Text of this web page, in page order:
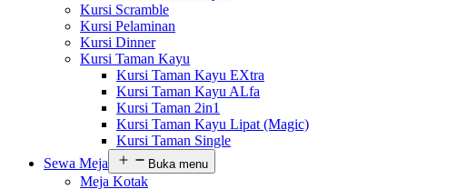
Kursi Scramble
Kursi Pelaminan
Kursi Dinner
Kursi Taman Kayu
Kursi Taman Kayu EXtra
Kursi Taman Kayu ALfa
Kursi Taman 2in1
Kursi Taman Kayu Lipat (Magic)
Kursi Taman Single
Sewa Meja
Buka menu
Meja Kotak